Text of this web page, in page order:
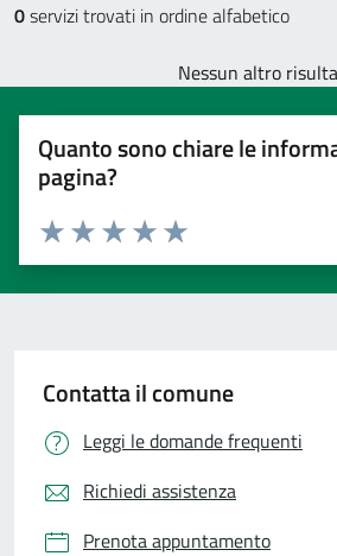
0servizi trovati in ordine alfabetico
Nessun altro
Quanto sono chiare le
pagina?
Valuta 5 stelle su 5
Valuta 4 stelle su 5
Valuta 3 stelle su 5
Valuta 2 stelle su 5
Valuta 1 stelle su 5
Contatta il comune
Leggi le domande frequenti
Richiedi assistenza
Prenota appuntamento